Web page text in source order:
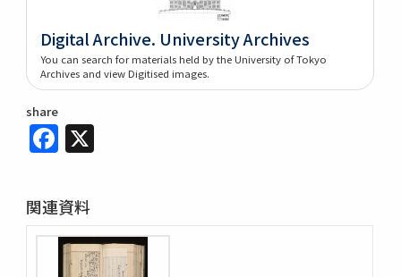
Digital Archive. University Archives
You can search for materials held by the University of Tokyo
Archives and view Digitised images.
share
Facebook
関連資料